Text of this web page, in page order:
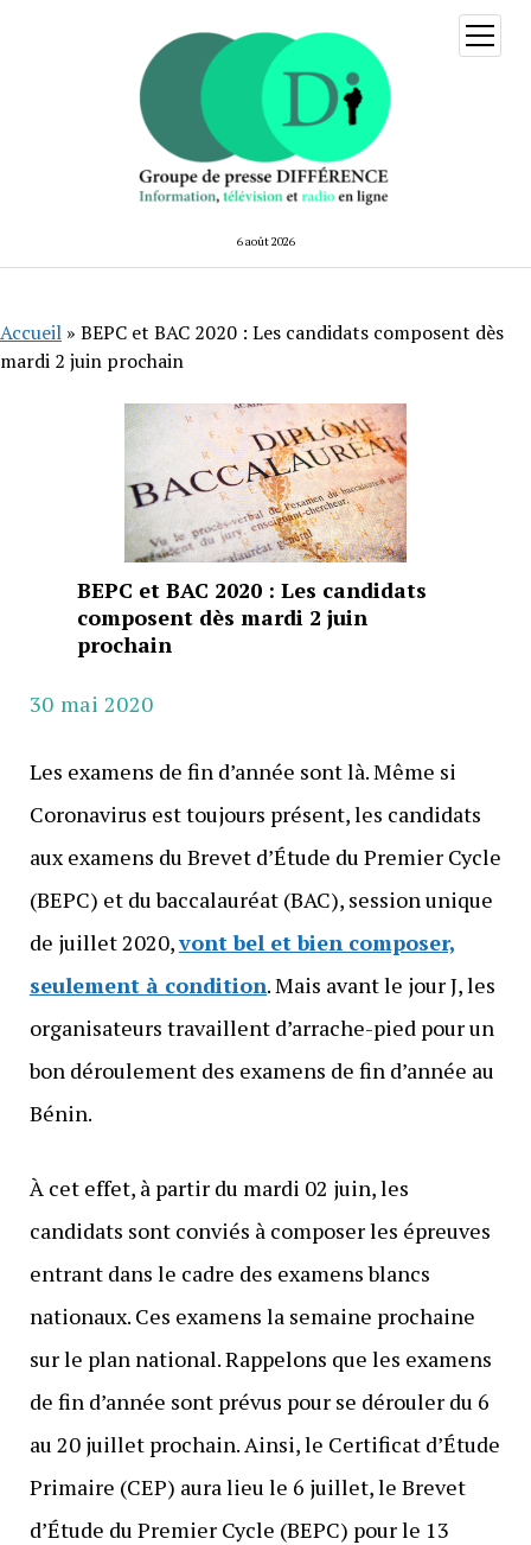
6 août 2026
ouvrir
menu
Accueil » BEPC et BAC 2020 : Les candidats composent dès
mardi 2 juin prochain
BEPC et BAC 2020 : Les candidats
composent dès mardi 2 juin
prochain
30 mai 2020
Les examens de fin d’année sont là. Même si
Coronavirus est toujours présent, les candidats
aux examens du Brevet d’Étude du Premier Cycle
(BEPC) et du baccalauréat (BAC), session unique
de juillet 2020,vont bel et bien composer,
seulement à condition. Mais avant le jour J, les
organisateurs travaillent d’arrache-pied pour un
bon déroulement des examens de fin d’année au
Bénin.
À cet effet, à partir du mardi 02 juin, les
candidats sont conviés à composer les épreuves
entrant dans le cadre des examens blancs
nationaux. Ces examens la semaine prochaine
sur le plan national. Rappelons que les examens
de fin d’année sont prévus pour se dérouler du 6
au 20 juillet prochain. Ainsi, le Certificat d’Étude
Primaire (CEP) aura lieu le 6 juillet, le Brevet
d’Étude du Premier Cycle (BEPC) pour le 13